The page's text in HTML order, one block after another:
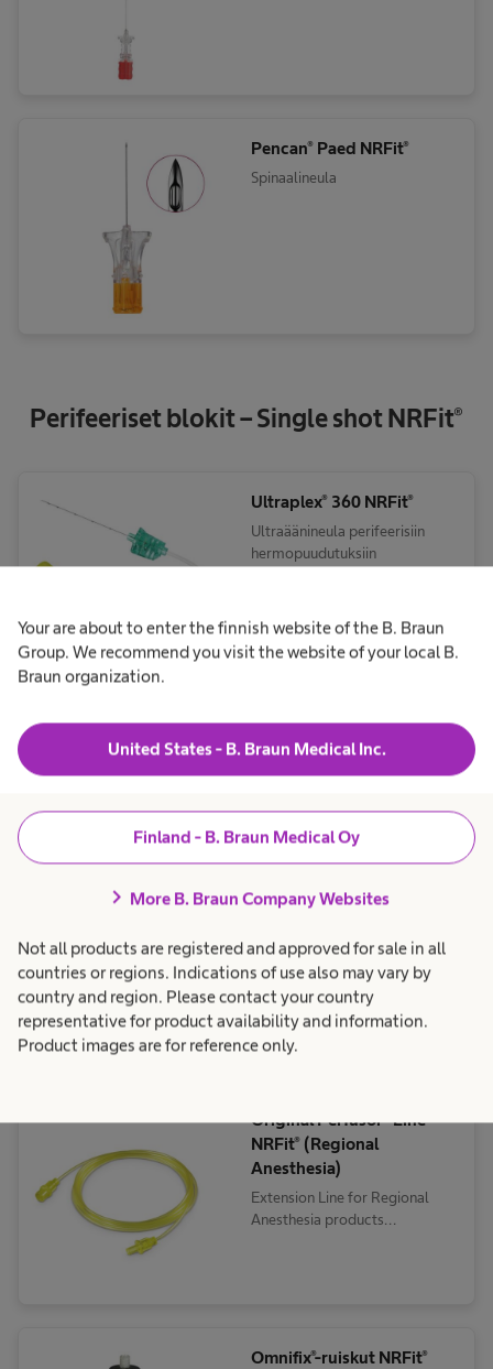
Your are about to enter the finnish website of the B. Braun
Group. We recommend you visit the website of your local B.
Braun organization.
United States - B. Braun Medical Inc.
Finland - B. Braun Medical Oy
chevron_right More B. Braun Company Websites
Not all products are registered and approved for sale in all
countries or regions. Indications of use also may vary by
country and region. Please contact your country
representative for product availability and information.
Product images are for reference only.
Pencan® Paed NRFit®
Spinaalineula
Perifeeriset blokit – Single shot NRFit®
Ultraplex® 360 NRFit®
Ultraäänineula perifeerisiin
hermopuudutuksiin
Stimuplex® Ultra 360
puudutusneula perifeerisiin
hermopuudutuksiin
NRFit®-lisätarvikkeet ja pumppujen
kertakäyttötarvikkeet
Original Perfusor® Line
NRFit® (Regional
Anesthesia)
Extension Line for Regional
Anesthesia products
Omnifix®-ruiskut NRFit®